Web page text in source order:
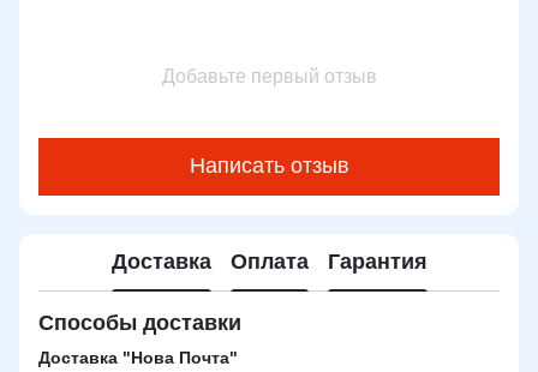
Добавьте первый отзыв
Написать отзыв
Доставка Оплата Гарантия
Способы доставки
Доставка "Нова Почта"